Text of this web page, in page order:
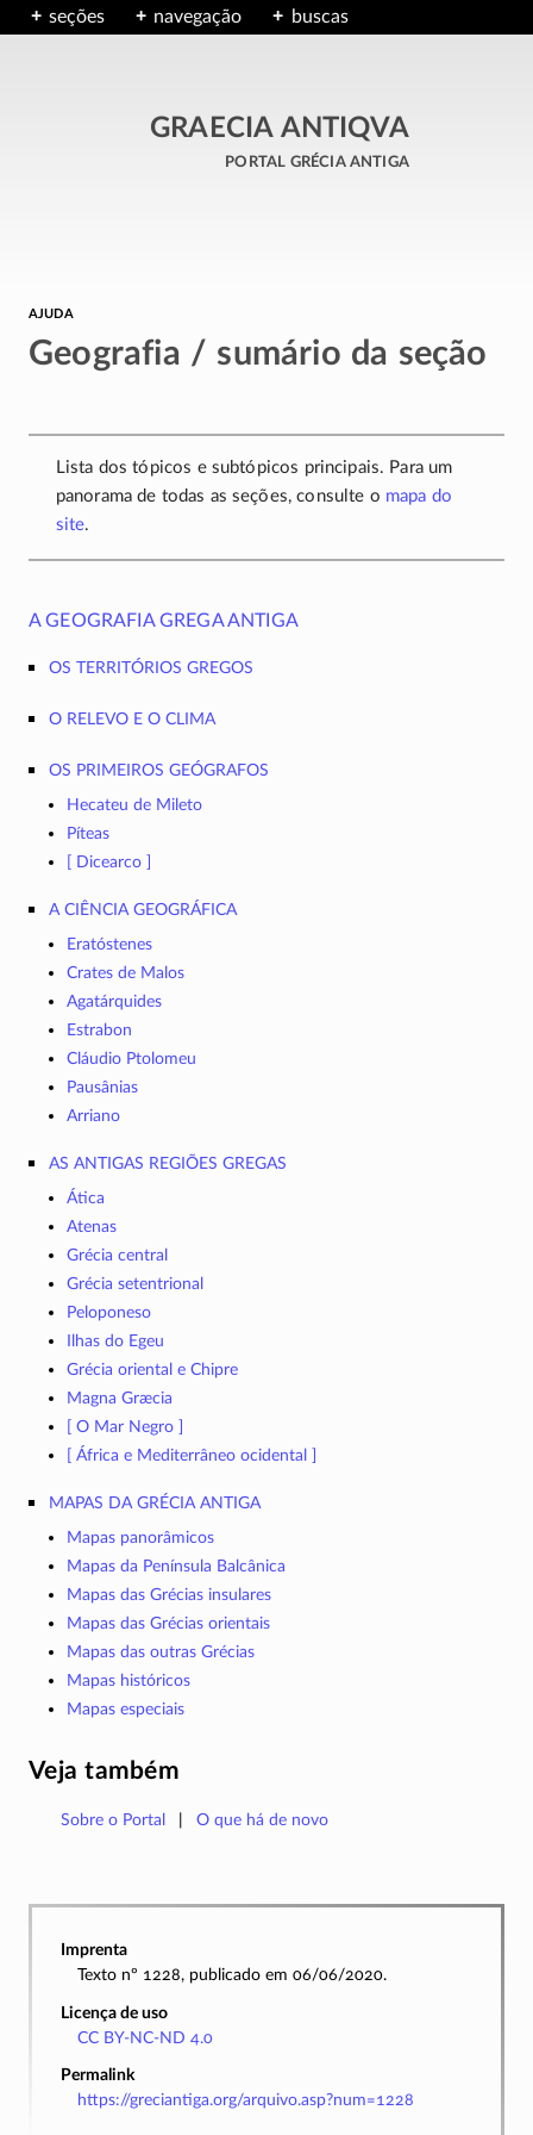
seções navegação buscas
GRAECIA ANTIQVA
portal grécia antiga
ajuda
Geografia / sumário da seção
Lista dos tópicos e subtópicos principais. Para um
panorama de todas as seções, consulte o mapa do
site.
A GEOGRAFIA GREGA ANTIGA
Os territórios gregos
O relevo e o clima
Os primeiros geógrafos
Hecateu de Mileto
Píteas
[ Dicearco ]
A ciência geográfica
Eratóstenes
Crates de Malos
Agatárquides
Estrabon
Cláudio Ptolomeu
Pausânias
Arriano
As antigas regiões gregas
Ática
Atenas
Grécia central
Grécia setentrional
Peloponeso
Ilhas do Egeu
Grécia oriental e Chipre
Magna Græcia
[ O Mar Negro ]
[ África e Mediterrâneo ocidental ]
Mapas da Grécia Antiga
Mapas panorâmicos
Mapas da Península Balcânica
Mapas das Grécias insulares
Mapas das Grécias orientais
Mapas das outras Grécias
Mapas históricos
Mapas especiais
Veja também
Sobre o Portal O que há de novo
Imprenta
Texto nº 1228, publicado em 06/06/2020.
Licença de uso
CC BY-NC-ND 4.0
Permalink
https://greciantiga.org/arquivo.asp?num=1228